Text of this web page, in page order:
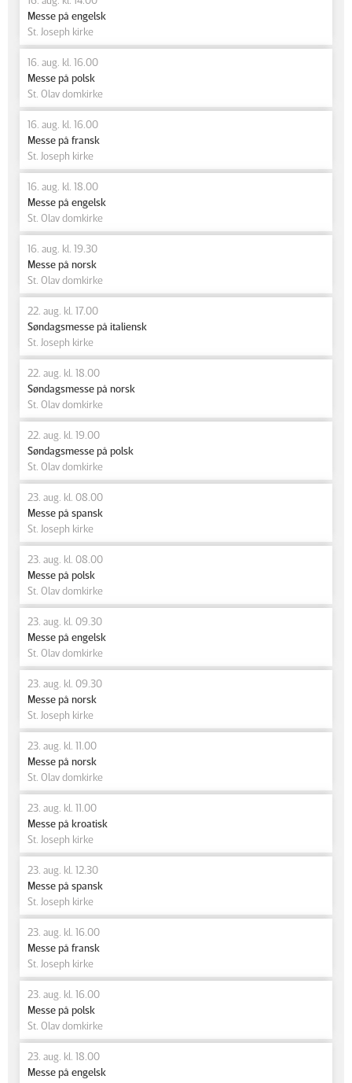
Messe på engelsk
St. Joseph kirke
16. aug. kl. 16.00
Messe på polsk
St. Olav domkirke
16. aug. kl. 16.00
Messe på fransk
St. Joseph kirke
16. aug. kl. 18.00
Messe på engelsk
St. Olav domkirke
16. aug. kl. 19.30
Messe på norsk
St. Olav domkirke
22. aug. kl. 17.00
Søndagsmesse på italiensk
St. Joseph kirke
22. aug. kl. 18.00
Søndagsmesse på norsk
St. Olav domkirke
22. aug. kl. 19.00
Søndagsmesse på polsk
St. Olav domkirke
23. aug. kl. 08.00
Messe på spansk
St. Joseph kirke
23. aug. kl. 08.00
Messe på polsk
St. Olav domkirke
23. aug. kl. 09.30
Messe på engelsk
St. Olav domkirke
23. aug. kl. 09.30
Messe på norsk
St. Joseph kirke
23. aug. kl. 11.00
Messe på norsk
St. Olav domkirke
23. aug. kl. 11.00
Messe på kroatisk
St. Joseph kirke
23. aug. kl. 12.30
Messe på spansk
St. Joseph kirke
23. aug. kl. 16.00
Messe på fransk
St. Joseph kirke
23. aug. kl. 16.00
Messe på polsk
St. Olav domkirke
23. aug. kl. 18.00
Messe på engelsk